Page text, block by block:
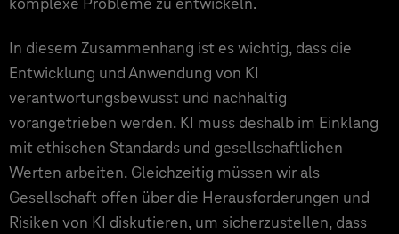
In diesem Zusammenhang ist es wichtig, dass die
Entwicklung und Anwendung von KI
verantwortungsbewusst und nachhaltig
vorangetrieben werden. KI muss deshalb im Einklang
mit ethischen Standards und gesellschaftlichen
Werten arbeiten. Gleichzeitig müssen wir als
Gesellschaft offen über die Herausforderungen und
Risiken von KI diskutieren, um sicherzustellen, dass